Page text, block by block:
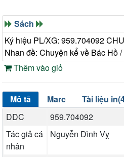
Sách
Ký hiệu PL/XG: 959.704092 CHU
Nhan đề: Chuyện kể về Bác Hồ /
Thêm vào giỏ
Mô tả Marc Tài liệu
DDC
959.704092
Tác giả cá
nhân
Nguyễn Đình Vỵ